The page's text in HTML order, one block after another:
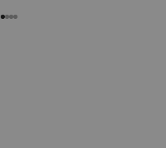
Gehe zu Element 1
Gehe zu Element 2
Gehe zu Element 3
Gehe zu Element 4